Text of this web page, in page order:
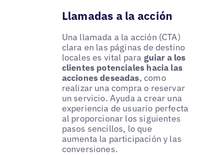
Llamadas a la acción
Una llamada a la acción (CTA)
clara en las páginas de destino
locales es vital para guiar a los
clientes potenciales hacia las
acciones deseadas, como
realizar una compra o reservar
un servicio. Ayuda a crear una
experiencia de usuario perfecta
al proporcionar los siguientes
pasos sencillos, lo que
aumenta la participación y las
conversiones.